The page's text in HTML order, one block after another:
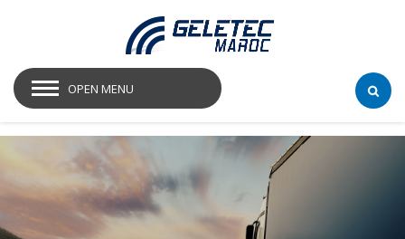
OPEN MENU